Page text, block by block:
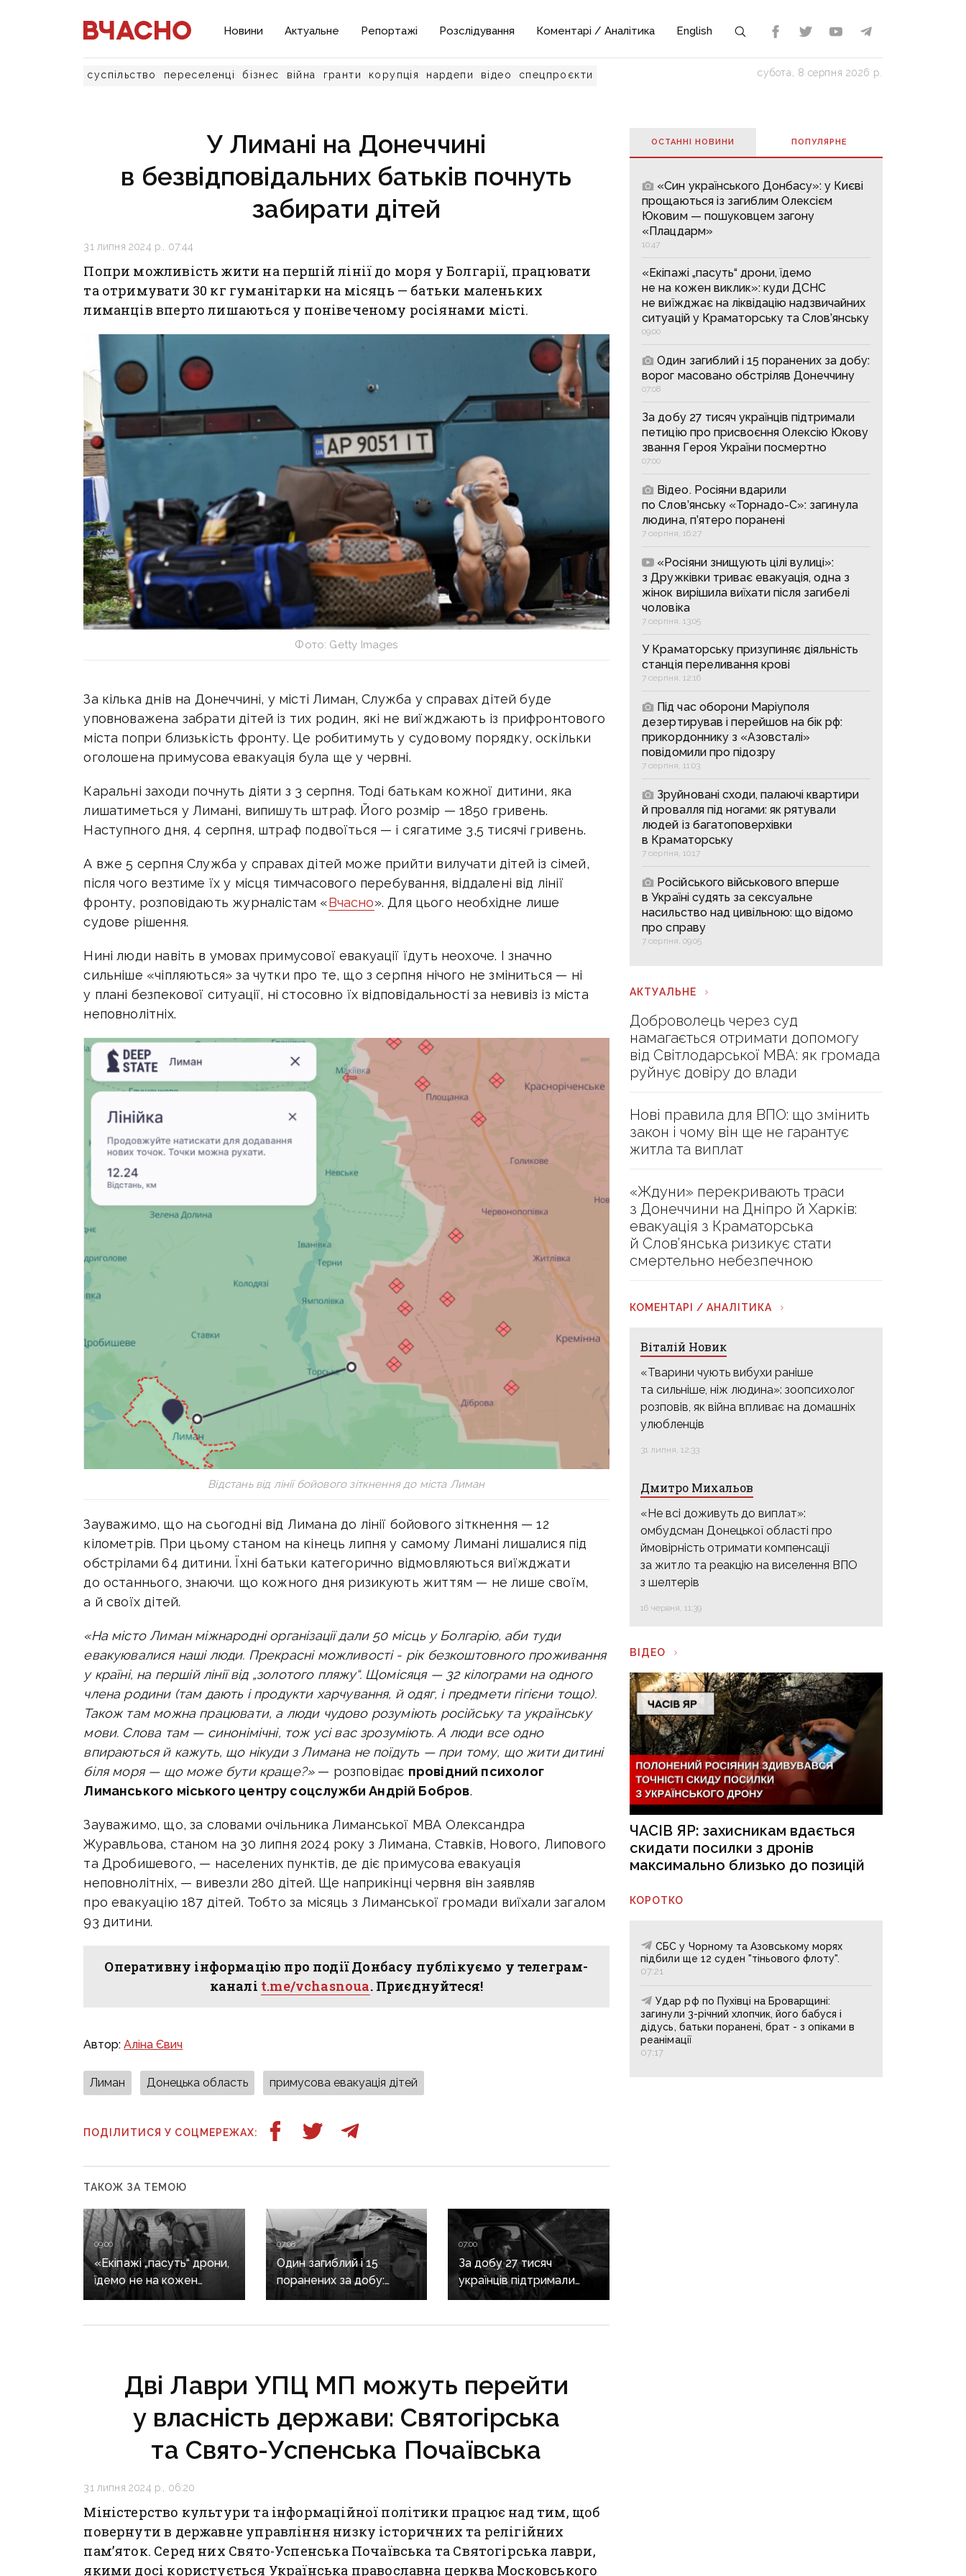
Новини Актуальне Репортажі Розслідування Коментарі / Аналітика English
суспільство переселенці бізнес війна гранти корупція нардепи відео спецпроєкти субота, 8 серпня 2026 р.
У Лимані на Донеччині
в безвідповідальних батьків почнуть
забирати дітей
31 липня 2024 р., 07:44
Попри можливість жити на першій лінії до моря у Болгарії, працювати
та отримувати 30 кг гуманітарки на місяць — батьки маленьких
лиманців вперто лишаються у понівеченому росіянами місті.
Фото: Getty Images
За кілька днів на Донеччині, у місті Лиман, Служба у справах дітей буде
уповноважена забрати дітей із тих родин, які не виїжджають із прифронтового
міста попри близькість фронту. Це робитимуть у судовому порядку, оскільки
оголошена примусова евакуація була ще у червні.
Каральні заходи почнуть діяти з 3 серпня. Тоді батькам кожної дитини, яка
лишатиметься у Лимані, випишуть штраф. Його розмір — 1850 гривень.
Наступного дня, 4 серпня, штраф подвоїться — і сягатиме 3,5 тисячі гривень.
А вже 5 серпня Служба у справах дітей може прийти вилучати дітей із сімей,
після чого везтиме їх у місця тимчасового перебування, віддалені від лінії
фронту, розповідають журналістам «Вчасно». Для цього необхідне лише
судове рішення.
Нині люди навіть в умовах примусової евакуації їдуть неохоче. І значно
сильніше «чіпляються» за чутки про те, що з серпня нічого не зміниться — ні
у плані безпекової ситуації, ні стосовно їх відповідальності за невивіз із міста
неповнолітніх.
Відстань від лінії бойового зіткнення до міста Лиман
Зауважимо, що на сьогодні від Лимана до лінії бойового зіткнення — 12
кілометрів. При цьому станом на кінець липня у самому Лимані лишалися під
обстрілами 64 дитини. Їхні батьки категорично відмовляються виїжджати
до останнього, знаючи. що кожного дня ризикують життям — не лише своїм,
а й своїх дітей.
«На місто Лиман міжнародні організації дали 50 місць у Болгарію, аби туди
евакуювалися наші люди. Прекрасні можливості - рік безкоштовного проживання
у країні, на першій лінії від „золотого пляжу“. Щомісяця — 32 кілограми на одного
члена родини (там дають і продукти харчування, й одяг, і предмети гігієни тощо).
Також там можна працювати, а люди чудово розуміють російську та українську
мови. Слова там — синонімічні, тож усі вас зрозуміють. А люди все одно
впираються й кажуть, що нікуди з Лимана не поїдуть — при тому, що жити дитині
біля моря — що може бути краще?»— розповідає провідний психолог
Лиманського міського центру соцслужби Андрій Бобров.
Зауважимо, що, за словами очільника Лиманської МВА Олександра
Журавльова, станом на 30 липня 2024 року з Лимана, Ставків, Нового, Липового
та Дробишевого, — населених пунктів, де діє примусова евакуація
неповнолітніх, — вивезли 280 дітей. Ще наприкінці червня він заявляв
про евакуацію 187 дітей. Тобто за місяць з Лиманської громади виїхали загалом
93 дитини.
Оперативну інформацію про події Донбасу публікуємо у телеграм-
каналі t.me/vchasnoua. Приєднуйтеся!
Автор:Аліна Євич
Лиман Донецька область примусова евакуація дітей
ПОДІЛИТИСЯ У СОЦМЕРЕЖАХ:
ТАКОЖ ЗА ТЕМОЮ
09:00
«Екіпажі „пасуть“ дрони,
їдемо не на кожен
виклик»: куди ДСНС
та Слов’янську
07:08
Один загиблий і 15
поранених за добу:
ворог масовано
07:00
За добу 27 тисяч
українців підтримали
петицію про присвоєння
Дві Лаври УПЦ МП можуть перейти
у власність держави: Святогірська
та Свято-Успенська Почаївська
31 липня 2024 р., 06:20
Міністерство культури та інформаційної політики працює над тим, щоб
повернути в державне управління низку історичних та релігійних
пам’яток. Серед них Свято-Успенська Почаївська та Святогірська лаври,
якими досі користується Українська православна церква Московського
ОСТАННІ НОВИНИ ПОПУЛЯРНE
«Син українського Донбасу»: у Києві
прощаються із загиблим Олексієм
Юковим — пошуковцем загону
«Плацдарм»
10:47
«Екіпажі „пасуть“ дрони, їдемо
не на кожен виклик»: куди ДСНС
не виїжджає на ліквідацію надзвичайних
ситуацій у Краматорську та Слов’янську
09:00
Один загиблий і 15 поранених за добу:
ворог масовано обстріляв Донеччину
07:08
За добу 27 тисяч українців підтримали
петицію про присвоєння Олексію Юкову
звання Героя України посмертно
07:00
Відео. Росіяни вдарили
по Слов’янську «Торнадо-С»: загинула
людина, п’ятеро поранені
7 серпня, 16:27
«Росіяни знищують цілі вулиці»:
з Дружківки триває евакуація, одна з
жінок вирішила виїхати після загибелі
чоловіка
7 серпня, 13:05
У Краматорську призупиняє діяльність
станція переливання крові
7 серпня, 12:16
Під час оборони Маріуполя
дезертирував і перейшов на бік рф:
прикордоннику з «Азовсталі»
повідомили про підозру
7 серпня, 11:03
Зруйновані сходи, палаючі квартири
й провалля під ногами: як рятували
людей із багатоповерхівки
в Краматорську
7 серпня, 10:17
Російського військового вперше
в Україні судять за сексуальне
насильство над цивільною: що відомо
про справу
7 серпня, 09:05
АКТУАЛЬНЕ
Доброволець через суд
намагається отримати допомогу
від Світлодарської МВА: як громада
руйнує довіру до влади
Нові правила для ВПО: що змінить
закон і чому він ще не гарантує
житла та виплат
«Ждуни» перекривають траси
з Донеччини на Дніпро й Харків:
евакуація з Краматорська
й Слов’янська ризикує стати
смертельно небезпечною
КОМЕНТАРІ / АНАЛІТИКА
Віталій Новик
«Тварини чують вибухи раніше
та сильніше, ніж людина»: зоопсихолог
розповів, як війна впливає на домашніх
улюбленців
31 липня, 12:33
Дмитро Михальов
«Не всі доживуть до виплат»:
омбудсман Донецької області про
ймовірність отримати компенсації
за житло та реакцію на виселення ВПО
з шелтерів
16 червня, 11:39
ВІДЕО
ЧАСІВ ЯР: захисникам вдається
скидати посилки з дронів
максимально близько до позицій
КОРОТКО
СБС у Чорному та Азовському морях
підбили ще 12 суден "тіньового флоту".
07:21
Удар рф по Пухівці на Броварщині:
загинули 3-річний хлопчик, його бабуся і
дідусь, батьки поранені, брат - з опіками в
реанімації
07:17